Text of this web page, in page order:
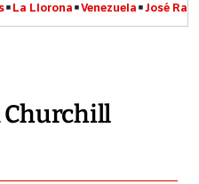
La Llorona Venezuela José
Churchill